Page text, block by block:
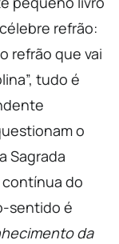
refrão:
refrão que vai
tudo é
o
Sagrada
contínua do
sentido é
da